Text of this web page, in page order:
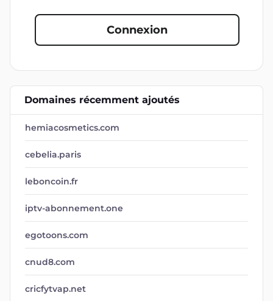
Connexion
Domaines récemment ajoutés
hemiacosmetics.com
cebelia.paris
leboncoin.fr
iptv-abonnement.one
egotoons.com
cnud8.com
cricfytvap.net